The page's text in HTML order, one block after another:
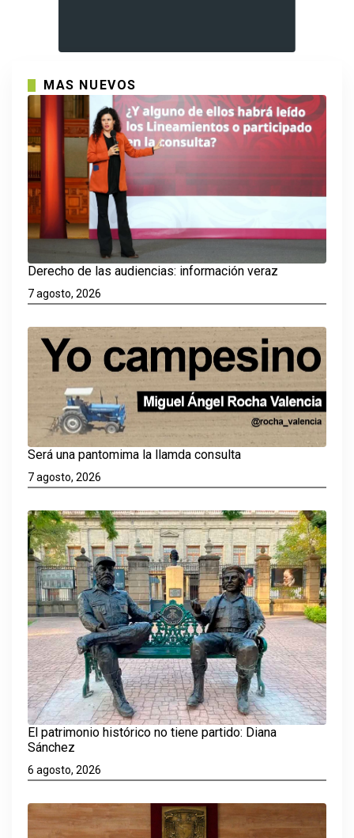
MAS NUEVOS
Derecho de las audiencias: información veraz
7 agosto, 2026
Será una pantomima la llamda consulta
7 agosto, 2026
El patrimonio histórico no tiene partido: Diana
Sánchez
6 agosto, 2026